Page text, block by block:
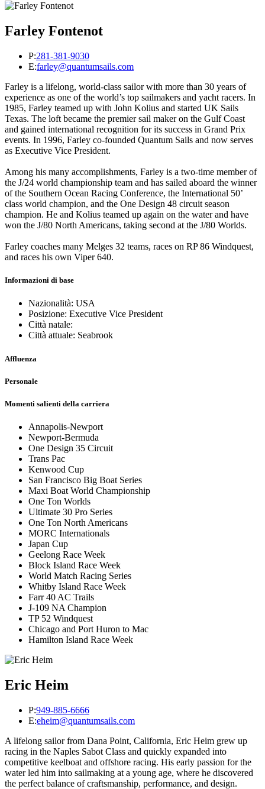
Farley Fontenot
P:281-381-9030
E:farley@quantumsails.com
Farley is a lifelong, world-class sailor with more than 30 years of
experience as one of the world’s top sailmakers and yacht racers. In
1985, Farley teamed up with John Kolius and started UK Sails
Texas. The loft became the premier sail maker on the Gulf Coast
and gained international recognition for its success in Grand Prix
events. In 1996, Farley co-founded Quantum Sails and now serves
as Executive Vice President.
Among his many accomplishments, Farley is a two-time member of
the J/24 world championship team and has sailed aboard the winner
of the Southern Ocean Racing Conference, the International 50’
class world champion, and the One Design 48 circuit season
champion. He and Kolius teamed up again on the water and have
won the J/80 North Americans, taking second at the J/80 Worlds.
Farley coaches many Melges 32 teams, races on RP 86 Windquest,
and races his own Viper 640.
Informazioni di base
Nazionalità: USA
Posizione: Executive Vice President
Città natale:
Città attuale: Seabrook
Affluenza
Personale
Momenti salienti della carriera
Annapolis-Newport
Newport-Bermuda
One Design 35 Circuit
Trans Pac
Kenwood Cup
San Francisco Big Boat Series
Maxi Boat World Championship
One Ton Worlds
Ultimate 30 Pro Series
One Ton North Americans
MORC Internationals
Japan Cup
Geelong Race Week
Block Island Race Week
World Match Racing Series
Whitby Island Race Week
Farr 40 AC Trails
J-109 NA Champion
TP 52 Windquest
Chicago and Port Huron to Mac
Hamilton Island Race Week
Eric Heim
P:949-885-6666
E:eheim@quantumsails.com
A lifelong sailor from Dana Point, California, Eric Heim grew up
racing in the Naples Sabot Class and quickly expanded into
competitive keelboat and offshore racing. His early passion for the
water led him into sailmaking at a young age, where he discovered
the perfect balance of craftsmanship, performance, and design.